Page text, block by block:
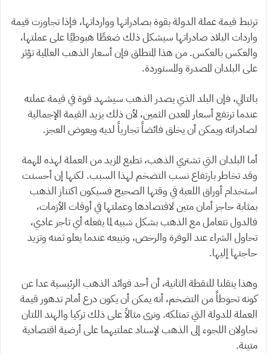
ترتبط قيمة عملة الدولة بقوة بصادراتها ووارداتها، فإذا تجاوزت قيمة
واردات البلاد صادراتها سيشكل ذلك ضغطًا هبوطيًا على عملتها،
والعكس بالعكس. من هذا المنطلق فإن أسعار الذهب العالمية تؤثر
على البلدان المصدرة والمستوردة.
بالتالي، فإن البلد الذي يصدر الذهب سيشهد قوة في قيمة عملته
عندما ترتفع أسعار المعدن الثمين، لأن ذلك يزيد القيمة الإجمالية
لصادراته ويمكن أن يخلق فائضاً تجارياً لديه ويعوض العجز.
أما البلدان التي تشتري الذهب، تطبع المزيد من العملة لهذه المهمة
وقد تخاطر بارتفاع نسب التضخم لهذا السبب. لكنها إن أحسنت
استخدام أوراق اللعبة في وقتها الصحيح فسيكون اكتناز الذهب
بمثابة حاجز أمان متين لاقتصادها وعملتها في أوقات الأزمات،
فالدول تتعامل مع الذهب بشكل شبيه لما يفعله أي تاجر عادي،
تحاول الشراء عند الوفرة والرخص، وتبيعه عندما يعلو ثمنه وتزيد
حاجتها إليها.
وهذا ينقلنا للنقطة الثانية، أن أحد فوائد الذهب الرئيسية عدا عن
كونه تحوطاً من التضخم، أنه يمكن أن يكون درع أمام تدهور قيمة
العملة للدولة التي تمتلكه. ونرى مثالاً على ذلك تركيا والهند اللتان
تحاولان اللجوء إلى الذهب لإسناد عملتيهما على أرضية اقتصادية
متينة.